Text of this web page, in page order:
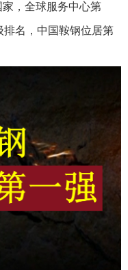
，全球服务中心第
名，中国鞍钢位居第